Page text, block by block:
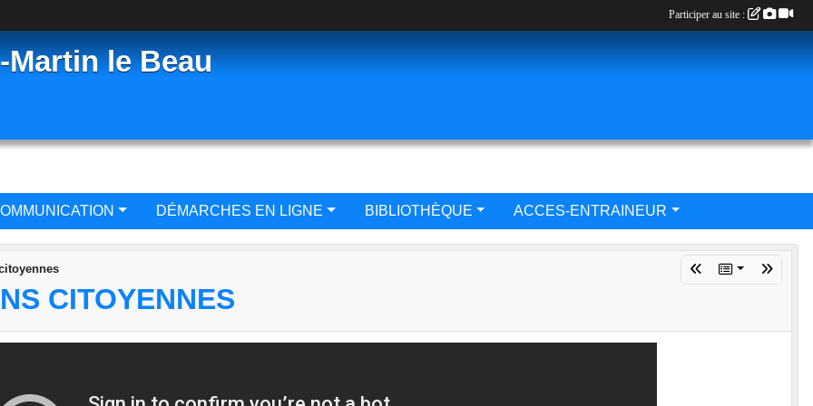
le Beau
DÉMARCHES EN LIGNE BIBLIOTHÈQUE ACCES-ENTRAINEUR
CITOYENNES
Participer au site :